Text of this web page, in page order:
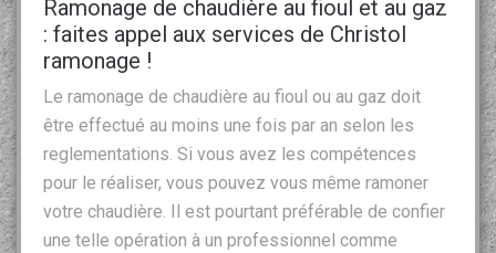
Ramonage de chaudière au fioul et au gaz
: faites appel aux services de Christol
ramonage !
Le ramonage de chaudière au fioul ou au gaz doit
être effectué au moins une fois par an selon les
reglementations. Si vous avez les compétences
pour le réaliser, vous pouvez vous même ramoner
votre chaudière. Il est pourtant préférable de confier
une telle opération à un professionnel comme